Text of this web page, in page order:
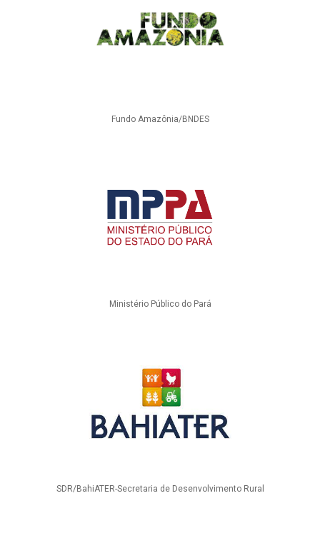
Fundo Amazônia/BNDES
Ministério Público do Pará
SDR/BahiATER-Secretaria de Desenvolvimento Rural